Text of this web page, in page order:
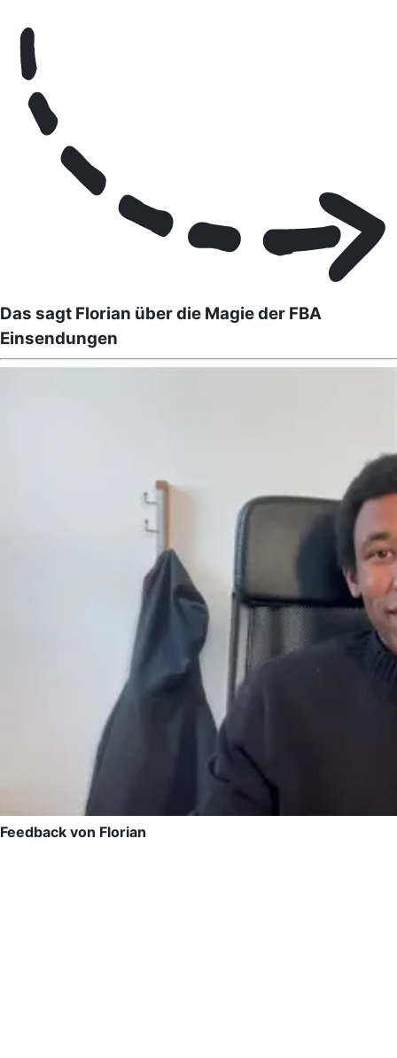
Das sagt Florian über die Magie der FBA
Einsendungen
Feedback von Florian